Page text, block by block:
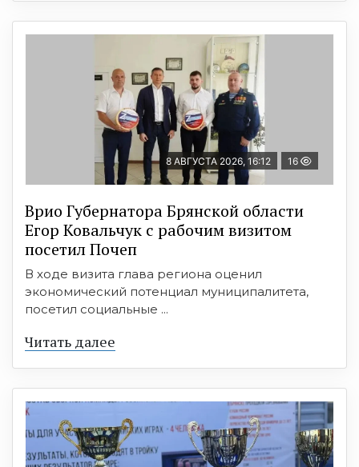
8 АВГУСТА 2026, 16:12 16
Врио Губернатора Брянской области
Егор Ковальчук с рабочим визитом
посетил Почеп
В ходе визита глава региона оценил
экономический потенциал муниципалитета,
посетил социальные ...
Читать далее